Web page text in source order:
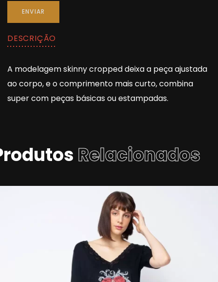
ENVIAR
DESCRIÇÃO
A modelagem skinny cropped deixa a peça ajustada
ao corpo, e o comprimento mais curto, combina
super com peças básicas ou estampadas.
Relacionados